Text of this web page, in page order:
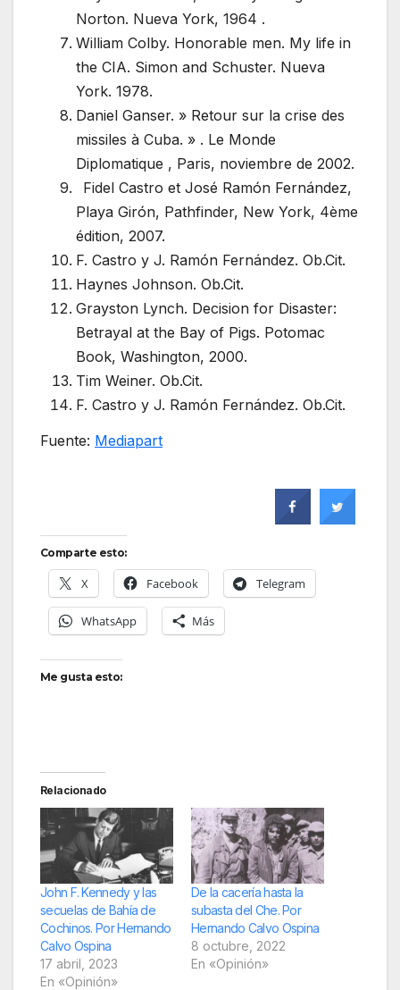
Norton. Nueva York, 1964 .
William Colby. Honorable men. My life in
the CIA. Simon and Schuster. Nueva
York. 1978.
Daniel Ganser. » Retour sur la crise des
missiles à Cuba. » . Le Monde
Diplomatique , Paris, noviembre de 2002.
Fidel Castro et José Ramón Fernández,
Playa Girón, Pathfinder, New York, 4ème
édition, 2007.
F. Castro y J. Ramón Fernández. Ob.Cit.
Haynes Johnson. Ob.Cit.
Grayston Lynch. Decision for Disaster:
Betrayal at the Bay of Pigs. Potomac
Book, Washington, 2000.
Tim Weiner. Ob.Cit.
F. Castro y J. Ramón Fernández. Ob.Cit.
Fuente: Mediapart
Comparte esto:
X Facebook Telegram
WhatsApp Más
Me gusta esto:
Relacionado
John F. Kennedy y las
secuelas de Bahía de
Cochinos. Por Hernando
Calvo Ospina
17 abril, 2023
En «Opinión»
De la cacería hasta la
subasta del Che. Por
Hernando Calvo Ospina
8 octubre, 2022
En «Opinión»